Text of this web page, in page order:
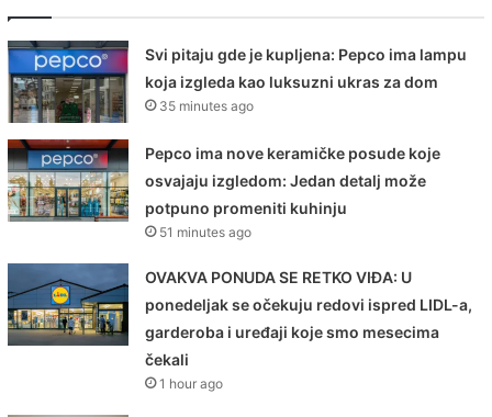
Svi pitaju gde je kupljena: Pepco ima lampu
koja izgleda kao luksuzni ukras za dom
35 minutes ago
Pepco ima nove keramičke posude koje
osvajaju izgledom: Jedan detalj može
potpuno promeniti kuhinju
51 minutes ago
OVAKVA PONUDA SE RETKO VIĐA: U
ponedeljak se očekuju redovi ispred LIDL-a,
garderoba i uređaji koje smo mesecima
čekali
1 hour ago